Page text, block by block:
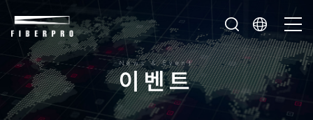
News & Event
이벤트